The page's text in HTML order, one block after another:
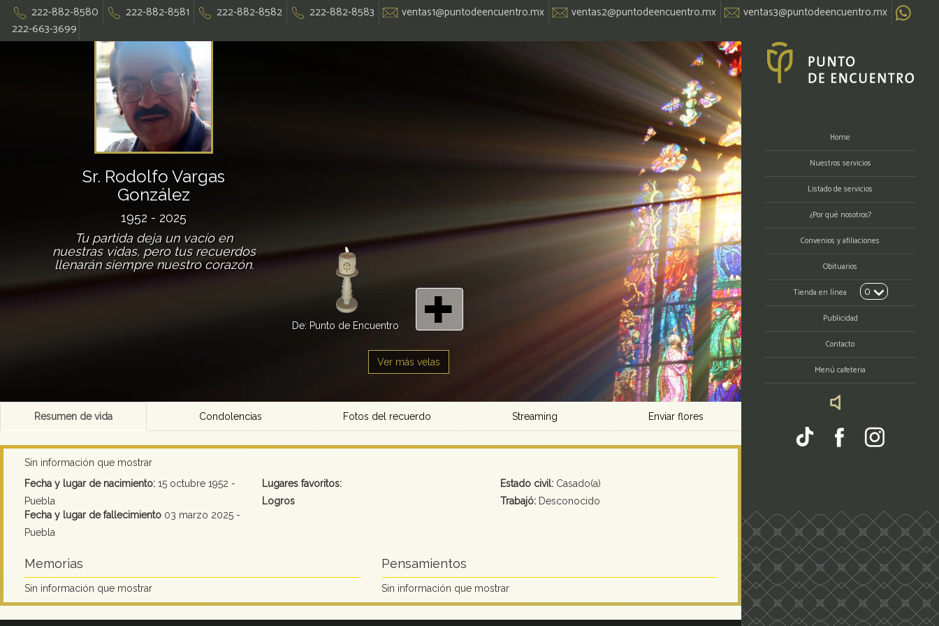
Home
Nuestros servicios
Listado de servicios
¿Por qué nosotros?
Convenios y afiliaciones
Obituarios
Tienda en línea 0
Publicidad
Contacto
Menú cafeteria
222-882-8580 222-882-8581 222-882-8582 222-882-8583 ventas1@puntodeencuentro.mx ventas2@puntodeencuentro.mx
ventas3@puntodeencuentro.mx
222-663-3699
Sr. Rodolfo Vargas
González
1952 - 2025
Tu partida deja un vacío en
nuestras vidas, pero tus recuerdos
llenarán siempre nuestro corazón.
De: Punto de Encuentro
Ver más velas
Resumen de vida Condolencias Fotos del recuerdo Streaming Enviar flores
Sin información que mostrar
Fecha y lugar de nacimiento: 15 octubre 1952 -
Puebla
Fecha y lugar de fallecimiento 03 marzo 2025 -
Puebla
Lugares favoritos:
Logros
Estado civil:Casado(a)
Trabajó:Desconocido
Memorias
Sin información que mostrar
Pensamientos
Sin información que mostrar